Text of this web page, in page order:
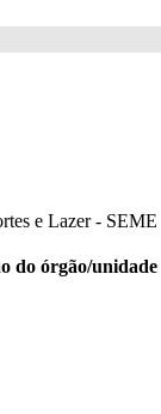
e Lazer - SEME
do órgão/unidade